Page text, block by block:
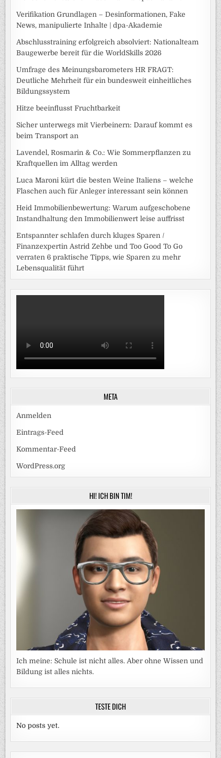
Verifikation Grundlagen – Desinformationen, Fake
News, manipulierte Inhalte | dpa-Akademie
Abschlusstraining erfolgreich absolviert: Nationalteam
Baugewerbe bereit für die WorldSkills 2026
Umfrage des Meinungsbarometers HR FRAGT:
Deutliche Mehrheit für ein bundesweit einheitliches
Bildungssystem
Hitze beeinflusst Fruchtbarkeit
Sicher unterwegs mit Vierbeinern: Darauf kommt es
beim Transport an
Lavendel, Rosmarin & Co.: Wie Sommerpflanzen zu
Kraftquellen im Alltag werden
Luca Maroni kürt die besten Weine Italiens – welche
Flaschen auch für Anleger interessant sein können
Heid Immobilienbewertung: Warum aufgeschobene
Instandhaltung den Immobilienwert leise auffrisst
Entspannter schlafen durch kluges Sparen /
Finanzexpertin Astrid Zehbe und Too Good To Go
verraten 6 praktische Tipps, wie Sparen zu mehr
Lebensqualität führt
META
Anmelden
Eintrags-Feed
Kommentar-Feed
WordPress.org
HI! ICH BIN TIM!
Ich meine: Schule ist nicht alles. Aber ohne Wissen und
Bildung ist alles nichts.
TESTE DICH
No posts yet.